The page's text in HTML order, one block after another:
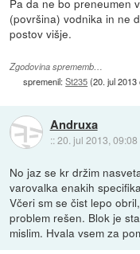
(površina) vodnika in ne
postov višje.
Zgodovina sprememb…
spremenil:St235(20. jul 2013
Andruxa
::20. jul 2013, 09:08
No jaz se kr držim
varovalka enakih
Včeri sm se čist lepo
problem rešen. Blok je
mislim. Hvala vsem za